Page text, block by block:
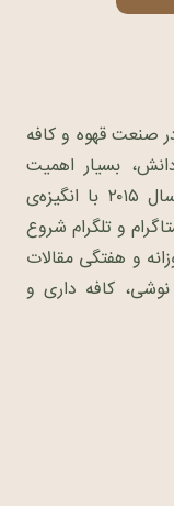
صنعت قهوه و کافه
بسیار اهمیت
می‌دهد. این رسانه فعالیت خود را در سال ۲۰۱۵ با انگیزه‌ی
و تلگرام شروع
و هفتگی مقالات
کافه داری و